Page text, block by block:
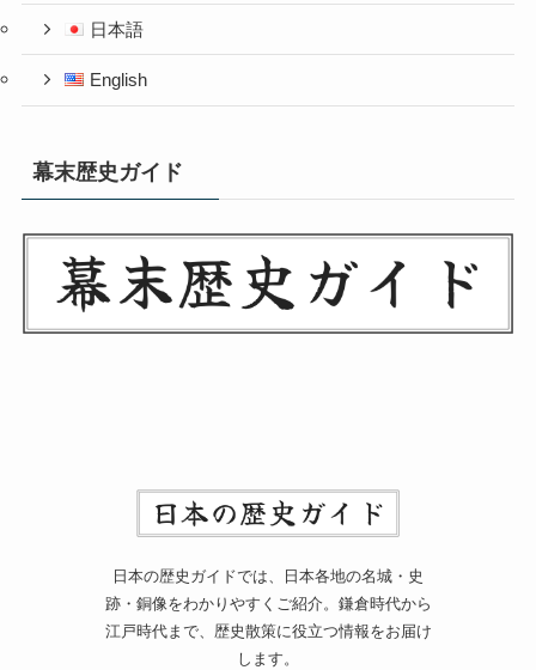
日本語
English
幕末歴史ガイド
日本の歴史ガイドでは、日本各地の名城・史
跡・銅像をわかりやすくご紹介。鎌倉時代から
江戸時代まで、歴史散策に役立つ情報をお届け
します。